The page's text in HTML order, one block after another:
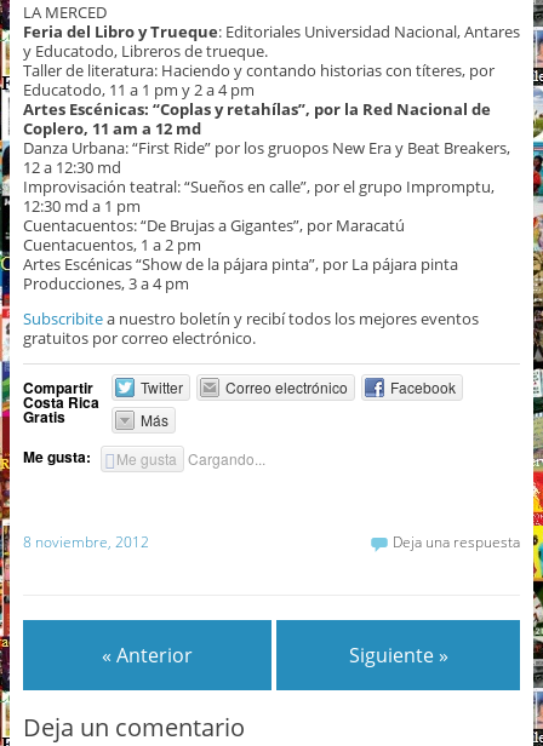
LA MERCED
Feria del Libro y Trueque: Editoriales Universidad Nacional, Antares
y Educatodo, Libreros de trueque.
Taller de literatura: Haciendo y contando historias con títeres, por
Educatodo, 11 a 1 pm y 2 a 4 pm
Artes Escénicas: “Coplas y retahílas”, por la Red Nacional de
Coplero, 11 am a 12 md
Danza Urbana: “First Ride” por los gruopos New Era y Beat Breakers,
12 a 12:30 md
Improvisación teatral: “Sueños en calle”, por el grupo Impromptu,
12:30 md a 1 pm
Cuentacuentos: “De Brujas a Gigantes”, por Maracatú
Cuentacuentos, 1 a 2 pm
Artes Escénicas “Show de la pájara pinta”, por La pájara pinta
Producciones, 3 a 4 pm
Subscribitea nuestro boletín y recibí todos los mejores eventos
gratuitos por correo electrónico.
Compartir
Costa Rica
Gratis
Twitter Correo electrónico
Facebook
Más
Me gusta: Me gusta Cargando...
8 noviembre, 2012 Deja una respuesta
« Anterior Siguiente »
Deja un comentario